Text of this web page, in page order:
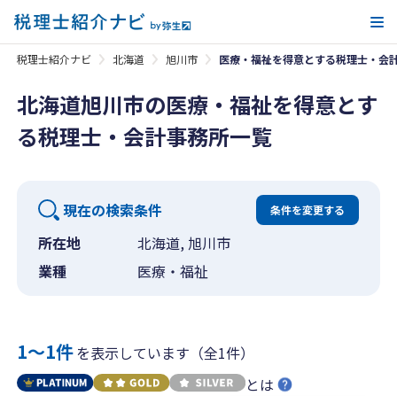
税理士紹介ナビ 北海道 旭川市 医療・福祉を得意とする税理士・会
北海道旭川市の医療・福祉を得意とす
る税理士・会計事務所一覧
現在の検索条件 条件を変更する
所在地
北海道, 旭川市
業種
医療・福祉
1〜1件を表示しています（全1件）
とは